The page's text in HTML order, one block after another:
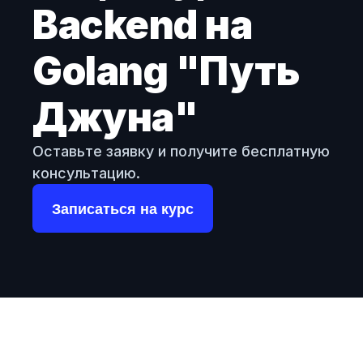
Backend на
Golang "Путь
Джуна"
Оставьте заявку и получите бесплатную
консультацию.
Записаться на курс